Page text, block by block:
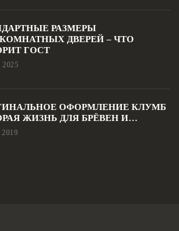
РАЗМЕРЫ
ДВЕРЕЙ – ЧТО
ГОСТ
ОФОРМЛЕНИЕ КЛУМБ
ЖИЗНЬ ДЛЯ БРЁВЕН И…